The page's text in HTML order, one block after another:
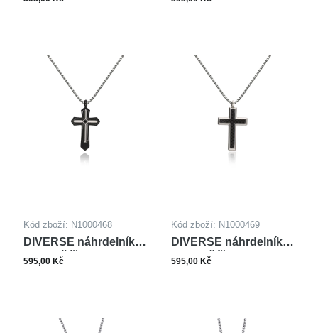
Kód zboží: N1000468
DIVERSE náhrdelník z
oceli KŘÍŽEK
595,00 Kč
Kód zboží: N1000469
DIVERSE náhrdelník z
oceli KŘÍŽEK
595,00 Kč